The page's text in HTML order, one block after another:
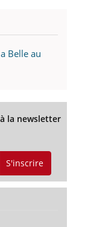
Belle au
la newsletter
S'inscrire